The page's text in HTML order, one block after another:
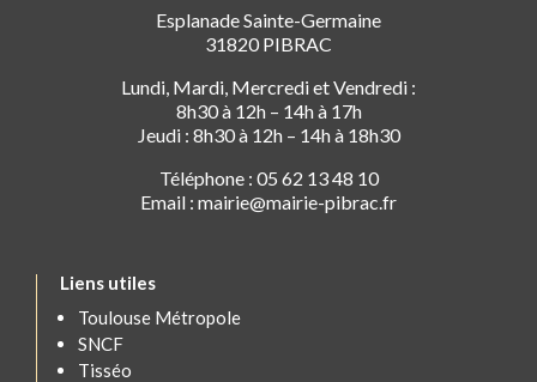
Esplanade Sainte-Germaine
31820 PIBRAC
Lundi, Mardi, Mercredi et Vendredi :
8h30 à 12h – 14h à 17h
Jeudi : 8h30 à 12h – 14h à 18h30
Téléphone : 05 62 13 48 10
Email : mairie@mairie-pibrac.fr
Liens utiles
Toulouse Métropole
SNCF
Tisséo